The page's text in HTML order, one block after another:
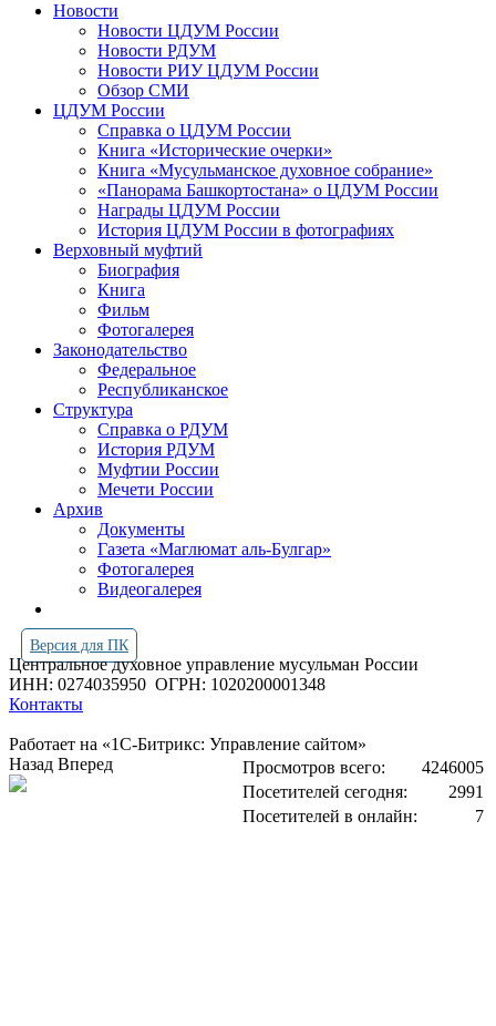
Новости
Новости ЦДУМ России
Новости РДУМ
Новости РИУ ЦДУМ России
Обзор СМИ
ЦДУМ России
Справка о ЦДУМ России
Книга «Исторические очерки»
Книга «Мусульманское духовное собрание»
«Панорама Башкортостана» о ЦДУМ России
Награды ЦДУМ России
История ЦДУМ России в фотографиях
Верховный муфтий
Биография
Книга
Фильм
Фотогалерея
Законодательство
Федеральное
Республиканское
Структура
Справка о РДУМ
История РДУМ
Муфтии России
Мечети России
Архив
Документы
Газета «Маглюмат аль-Булгар»
Фотогалерея
Видеогалерея
Версия для ПК
Центральное духовное управление мусульман России
ИНН: 0274035950 ОГРН: 1020200001348
Контакты
Работает на «1С-Битрикс: Управление сайтом»
Просмотров всего:
4246005
Посетителей сегодня:
2991
Посетителей в онлайн:
7
Назад Вперед